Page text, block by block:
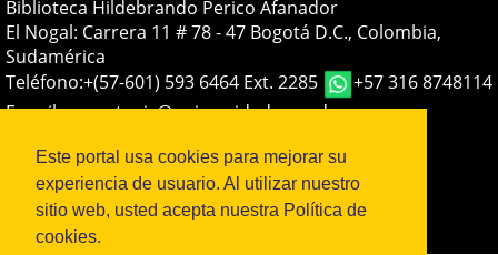
Este portal usa cookies para mejorar su
experiencia de usuario. Al utilizar nuestro
sitio web, usted acepta nuestra Política de
cookies.
Biblioteca Hildebrando Perico Afanador
El Nogal: Carrera 11 # 78 - 47 Bogotá D.C., Colombia,
Sudamérica
Teléfono:+(57-601) 593 6464 Ext. 2285
+57 316 8748114
E-mail:soporteojs@universidadean.edu.co-
Sistema OJS - Metabiblioteca |